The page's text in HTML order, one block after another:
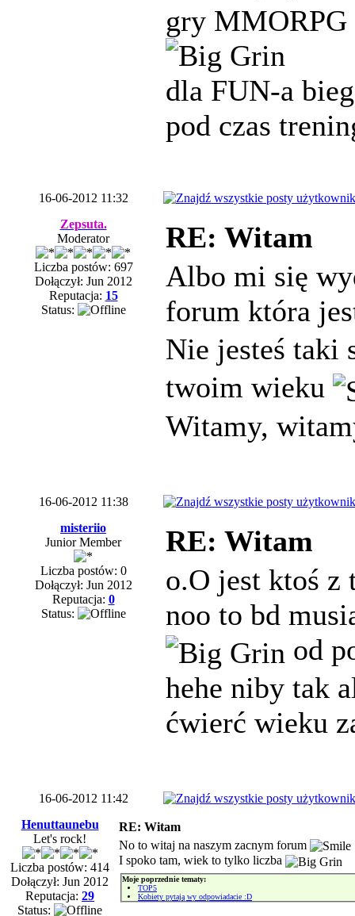
gry MMORPG
dla FUN-a
pod czas
16-06-2012 11:32
Zepsuta.
Moderator
Liczba postów: 697
Dołączył: Jun 2012
Reputacja: 15
Status:
RE: Witam
Albo mi się
forum która
Nie jesteś taki
twoim wieku
Witamy,
16-06-2012 11:38
misteriio
Junior Member
Liczba postów: 0
Dołączył: Jun 2012
Reputacja: 0
Status:
RE: Witam
o.O jest ktoś z
noo to bd
od
hehe niby tak
ćwierć wieku
16-06-2012 11:42
Henuttaunebu
Let's rock!
Liczba postów: 414
Dołączył: Jun 2012
Reputacja: 29
Status:
RE: Witam
No to witaj na naszym zacnym forum
I spoko tam, wiek to tylko liczba
Moje poprzednie tematy:
TOP5
Kobiety pytają wy odpowiadacie :D